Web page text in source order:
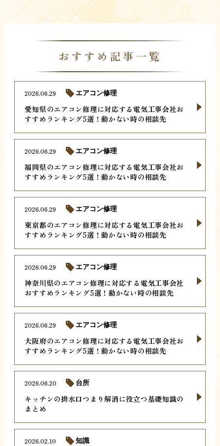
おすすめ記事一覧
愛知県のエアコン修理に対応する電気工事会社お
すすめランキング5選！動かない時の相談先
2026.06.29 エアコン修理
福岡県のエアコン修理に対応する電気工事会社お
すすめランキング5選！動かない時の相談先
2026.06.29 エアコン修理
東京都のエアコン修理に対応する電気工事会社お
すすめランキング5選！動かない時の相談先
2026.06.29 エアコン修理
神奈川県のエアコン修理に対応する電気工事会社
おすすめランキング5選！動かない時の相談先
2026.06.29 エアコン修理
大阪府のエアコン修理に対応する電気工事会社お
すすめランキング5選！動かない時の相談先
2026.06.29 エアコン修理
キッチンの排水口つまり解消に役立つ基礎知識の
まとめ
2026.06.20 台所
2026.02.10 知識